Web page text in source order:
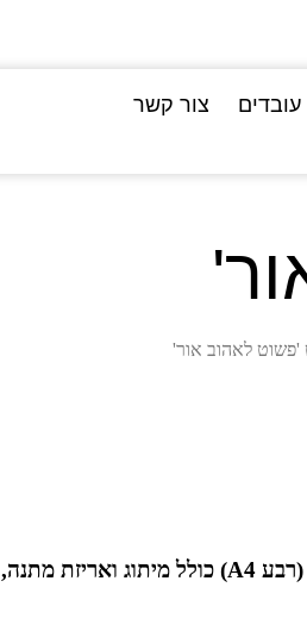
עובדים צור קשר
'פשוט לאהוב אור'
מגנט בגודל 15X10.5 ס"מ (רבע A4) כולל מיתוג ואריזת מתנה,